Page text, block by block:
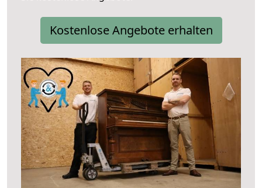
Kostenlose Angebote erhalten